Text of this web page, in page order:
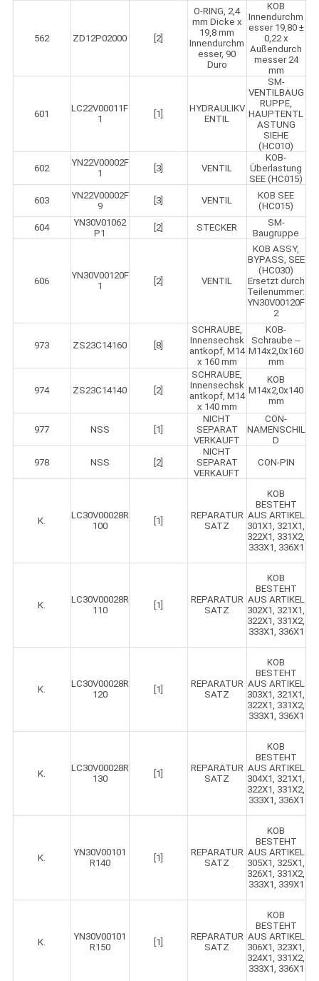
562 ZD12P02000 [2]
O-RING, 2,4
mm Dicke x
19,8 mm
Innendurchm
esser, 90
Duro
KOB
Innendurchm
esser 19,80 ±
0,22 x
Außendurch
messer 24
mm
601
LC22V00011F
1
[1]
HYDRAULIKV
ENTIL
SM-
VENTILBAUG
RUPPE,
HAUPTENTL
ASTUNG
SIEHE
(HC010)
602
YN22V00002F
1
[3] VENTIL
KOB-
Überlastung
SEE (HC015)
603
YN22V00002F
9
[3] VENTIL
KOB SEE
(HC015)
604
YN30V01062
P1
[2] STECKER
SM-
Baugruppe
606
YN30V00120F
1
[2] VENTIL
KOB ASSY,
BYPASS, SEE
(HC030)
Ersetzt durch
Teilenummer:
YN30V00120F
2
973 ZS23C14160 [8]
SCHRAUBE,
Innensechsk
antkopf, M14
x 160 mm
KOB-
Schraube --
M14x2,0x160
mm
974 ZS23C14140 [2]
SCHRAUBE,
Innensechsk
antkopf, M14
x 140 mm
KOB
M14x2,0x140
mm
977 NSS [1]
NICHT
SEPARAT
VERKAUFT
CON-
NAMENSCHIL
D
978 NSS [2]
NICHT
SEPARAT
VERKAUFT
CON-PIN
K.
LC30V00028R
100
[1]
REPARATUR
SATZ
KOB
BESTEHT
AUS ARTIKEL
301X1, 321X1,
322X1, 331X2,
333X1, 336X1
K.
LC30V00028R
110
[1]
REPARATUR
SATZ
KOB
BESTEHT
AUS ARTIKEL
302X1, 321X1,
322X1, 331X2,
333X1, 336X1
K.
LC30V00028R
120
[1]
REPARATUR
SATZ
KOB
BESTEHT
AUS ARTIKEL
303X1, 321X1,
322X1, 331X2,
333X1, 336X1
K.
LC30V00028R
130
[1]
REPARATUR
SATZ
KOB
BESTEHT
AUS ARTIKEL
304X1, 321X1,
322X1, 331X2,
333X1, 336X1
K.
YN30V00101
R140
[1]
REPARATUR
SATZ
KOB
BESTEHT
AUS ARTIKEL
305X1, 325X1,
326X1, 331X2,
333X1, 339X1
K.
YN30V00101
R150
[1]
REPARATUR
SATZ
KOB
BESTEHT
AUS ARTIKEL
306X1, 323X1,
324X1, 331X2,
333X1, 336X1